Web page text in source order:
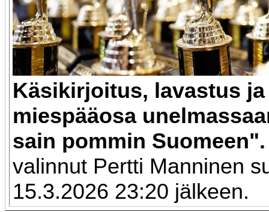
Käsikirjoitus, lavastus
miespääosa
sain pommin
valinnut Pertti Manninen
15.3.2026 23:20 jälkeen.